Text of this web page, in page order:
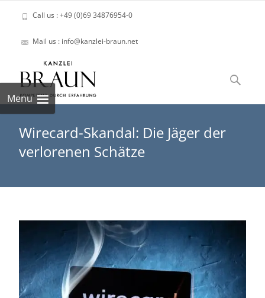
Call us : +49 (0)69 34876954-0
Mail us : info@kanzlei-braun.net
Menu
to
content
Suchen
nach:
Wirecard-Skandal: Die Jäger der
verlorenen Schätze